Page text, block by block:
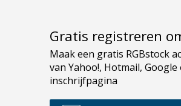
Gratis registreren